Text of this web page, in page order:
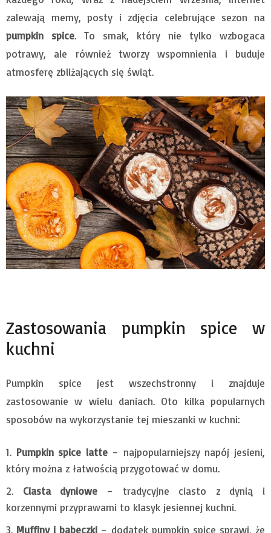
zalewają memy, posty i zdjęcia celebrujące sezon na
pumpkin spice. To smak, który nie tylko wzbogaca
potrawy, ale również tworzy wspomnienia i buduje
atmosferę zbliżających się świąt.
Zastosowania pumpkin spice w
kuchni
Pumpkin spice jest wszechstronny i znajduje
zastosowanie w wielu daniach. Oto kilka popularnych
sposobów na wykorzystanie tej mieszanki w kuchni:
Pumpkin spice latte – najpopularniejszy napój jesieni,
który można z łatwością przygotować w domu.
Ciasta dyniowe – tradycyjne ciasto z dynią i
korzennymi przyprawami to klasyk jesiennej kuchni.
Muffiny i babeczki – dodatek pumpkin spice sprawi, że